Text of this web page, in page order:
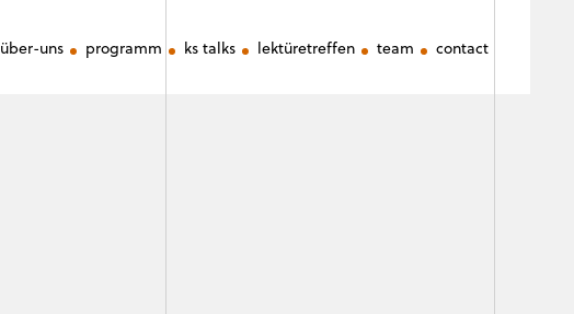
über-uns programm ks talks lektüretreffen team contact